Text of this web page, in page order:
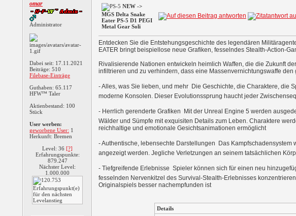
omar
Administrator
Dabei seit: 17.11.2021
Beiträge: 510
Filebase-Einträge
Guthaben: 65.117
HFW™ Taler
Aktienbestand: 100
Stück
User werben:
geworbene User: 1
Herkunft: Bremen
Level: 36 [?]
Erfahrungspunkte:
879.247
Nächster Level:
1.000.000
NEW ->
MGS Delta Snake
Eater PS-5 D1 PEGI
Metal Gear Soli
Entdecken Sie die Entstehungsgeschichte des legendären
EATER bringt beispiellose neue Grafiken, fesselndes Stealth-Action-
Rivalisierende Nationen entwickeln heimlich Waffen, die die Zukunft
infiltrieren und zu verhindern, dass eine Massenvernichtungswaffe
- Alles, was Sie lieben, und mehr  Die Geschichte, die Charaktere,
moderne Konsolen. Dieser Evolutionssprung haucht jeder
- Herrlich gerenderte Grafiken  Mit der Unreal Engine 5 werden
Wälder und Sümpfe mit exquisiten Details zum Leben. Charaktere
reichhaltige und emotionale Gesichtsanimationen ermöglicht
- Authentische, lebensechte Darstellungen  Das
angezeigt werden. Jegliche Verletzungen an seinem tatsächlichen
- Tiefgreifende Erlebnisse  Spieler können sich für einen neu
fesselnden Nervenkitzel des Survival-Stealth-Erlebnisses
Originalspiels besser nachempfunden ist
Details